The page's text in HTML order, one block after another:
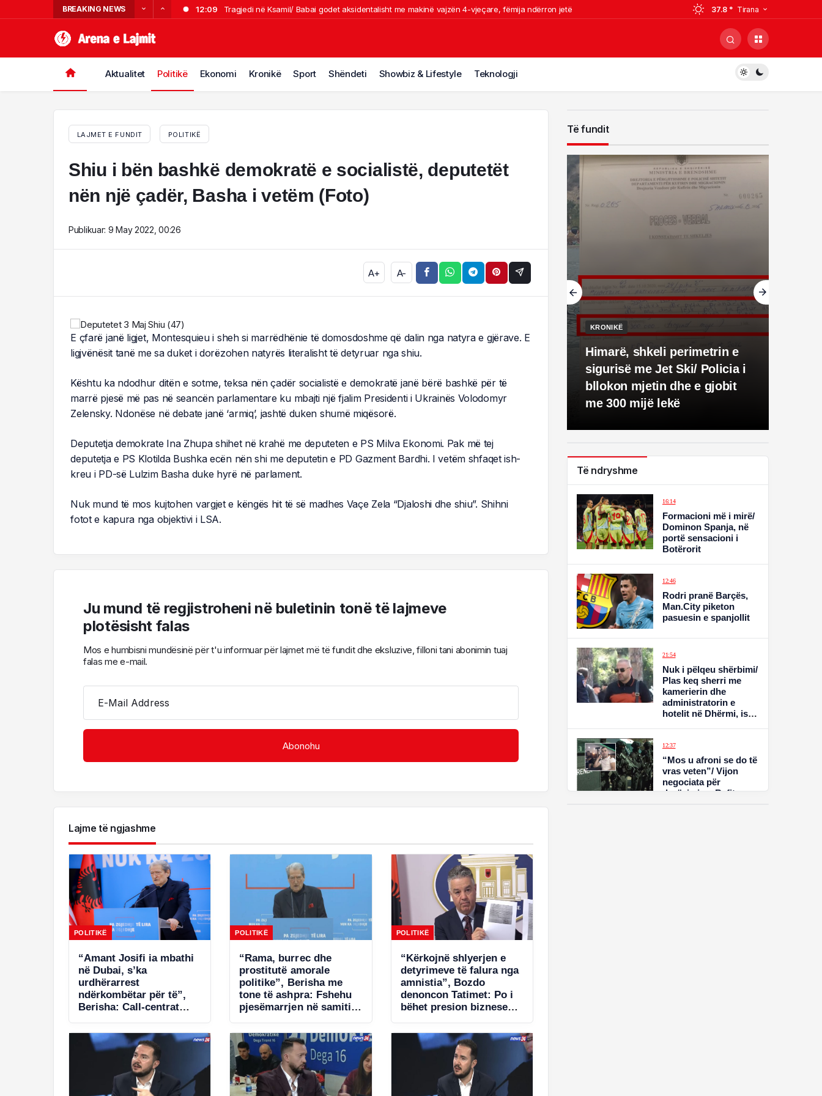
BREAKING NEWS 12:09
Tragjedi në Ksamil/ Babai godet aksidentalisht me makinë vajzën 4-vjeçare, fëmija ndërron jetë
37.8 ° Tirana
Aktualitet Politikë Ekonomi Kronikë Sport Shëndeti Showbiz & Lifestyle Teknologji
LAJMET E FUNDIT POLITIKË
Shiu i bën bashkë demokratë e socialistë, deputetët
nën një çadër, Basha i vetëm (Foto)
Publikuar: 9 May 2022, 00:26
A+ A-
E çfarë janë ligjet, Montesquieu i sheh si marrëdhënie të domosdoshme që dalin nga natyra e gjërave. E
ligjvënësit tanë me sa duket i dorëzohen natyrës literalisht të detyruar nga shiu.
Kështu ka ndodhur ditën e sotme, teksa nën çadër socialistë e demokratë janë bërë bashkë për të
marrë pjesë më pas në seancën parlamentare ku mbajti një fjalim Presidenti i Ukrainës Volodomyr
Zelensky. Ndonëse në debate janë ‘armiq’, jashtë duken shumë miqësorë.
Deputetja demokrate Ina Zhupa shihet në krahë me deputeten e PS Milva Ekonomi. Pak më tej
deputetja e PS Klotilda Bushka ecën nën shi me deputetin e PD Gazment Bardhi. I vetëm shfaqet ish-
kreu i PD-së Lulzim Basha duke hyrë në parlament.
Nuk mund të mos kujtohen vargjet e këngës hit të së madhes Vaçe Zela “Djaloshi dhe shiu”. Shihni
fotot e kapura nga objektivi i LSA.
Ju mund të regjistroheni në buletinin tonë të lajmeve
plotësisht falas
Mos e humbisni mundësinë për t'u informuar për lajmet më të fundit dhe eksluzive, filloni tani abonimin tuaj
falas me e-mail.
E-Mail Address
Lajme të ngjashme
POLITIKË
“Amant Josifi ia mbathi
në Dubai, s’ka
urdhërarrest
ndërkombëtar për të”,
Berisha: Call-centrat
më kriminal në Shqipëri
POLITIKË
“Rama, burrec dhe
prostitutë amorale
politike”, Berisha me
tone të ashpra: Fshehu
pjesëmarrjen në samitin
POLITIKË
“Kërkojnë shlyerjen e
detyrimeve të falura nga
amnistia”, Bozdo
denoncon Tatimet: Po i
bëhet presion bizneseve.
s’ka miratuar aktet
nënligjore!
Të fundit
KRONIKË
Himarë, shkeli perimetrin e
sigurisë me Jet Ski/ Policia i
bllokon mjetin dhe e gjobit
me 300 mijë lekë
Të ndryshme
16:14
Formacioni më i mirë/
Dominon Spanja, në
portë sensacioni i
Botërorit
12:46
Rodri pranë Barçës,
Man.City piketon
pasuesin e spanjollit
21:54
Nuk i pëlqeu shërbimi/
Plas keq sherri me
kamerierin dhe
administratorin e
hotelit në Dhërmi, ish-
Shpallet në kërkim
12:37
“Mos u afroni se do të
vras veten”/ Vijon
negociata për
dorëzimin e Refit